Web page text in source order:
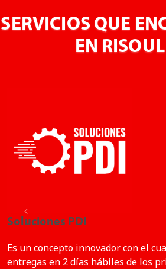
SERVICIOS QUE
EN
Soluciones PDI
Es un concepto innovador con el
entregas en 2 días hábiles de los
Previous